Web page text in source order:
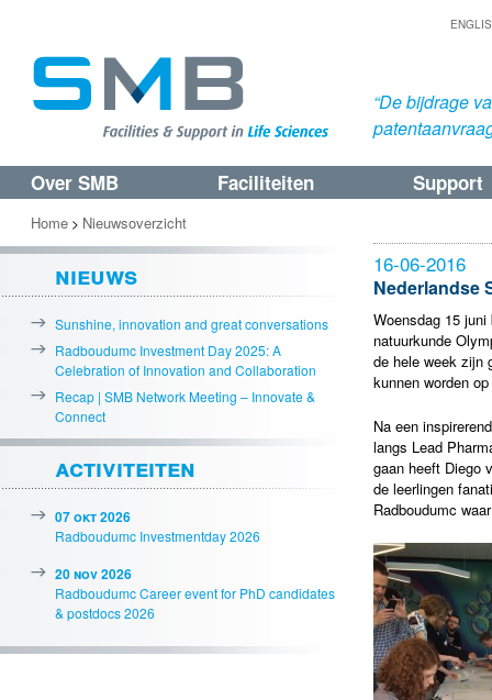
“De bijdrage
Spring
naar
de
primaire
inhoud
Spring
naar
de
secundaire
inhoud
Over SMB Faciliteiten Support
16-06-2016
Nederlandse
Woensdag 15
natuurkunde
de hele week zijn
kunnen worden
Na een
langs Lead
gaan heeft Diego
de leerlingen
Radboudumc
Home > Nieuwsoverzicht
nieuws
Sunshine, innovation and great conversations
Radboudumc Investment Day 2025: A
Celebration of Innovation and Collaboration
Recap | SMB Network Meeting – Innovate &
Connect
activiteiten
07 okt 2026
Radboudumc Investmentday 2026
20 nov 2026
Radboudumc Career event for PhD candidates
& postdocs 2026